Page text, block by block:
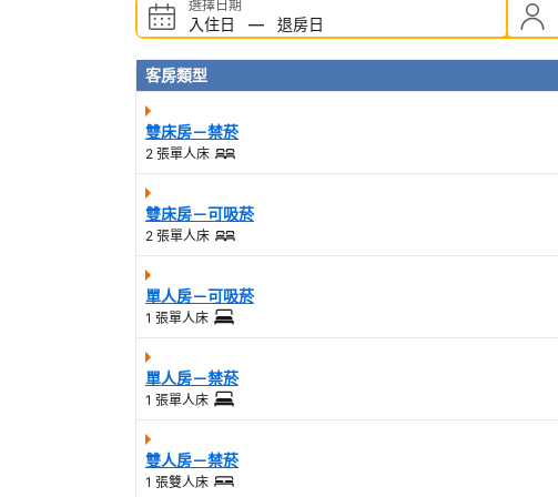
選擇日期
入住日 — 退房日
客房類型
雙床房－禁菸
2 張單人床
雙床房－可吸菸
2 張單人床
單人房－可吸菸
1 張單人床
單人房－禁菸
1 張單人床
雙人房－禁菸
1 張雙人床